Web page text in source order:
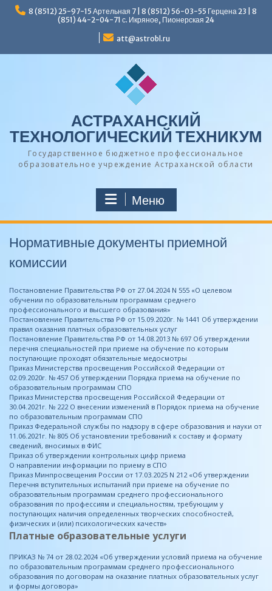
Перейти8 (8512) 25-97-15 Артельная 7 | 8 (8512) 56-03-55 Герцена 23 | 8
(851) 44-2-04-71 с. Икряное, Пионерская 24
att@astrobl.ru
АСТРАХАНСКИЙ
ТЕХНОЛОГИЧЕСКИЙ ТЕХНИКУМ
Государственное бюджетное профессиональное
образовательное учреждение Астраханской области
Меню
Нормативные документы приемной
комиссии
Постановление Правительства РФ от 27.04.2024 N 555 «О целевом
обучении по образовательным программам среднего
профессионального и высшего образования»
Постановление Правительства РФ от 15.09.2020г. № 1441 Об утверждении
правил оказания платных образовательных услуг
Постановление Правительства РФ от 14.08.2013 № 697 Об утверждении
перечня специальностей при приеме на обучение по которым
поступающие проходят обязательные медосмотры
Приказ Министерства просвещения Российской Федерации от
02.09.2020г. № 457 Об утверждении Порядка приема на обучение по
образовательным программам СПО
Приказ Министерства просвещения Российской Федерации от
30.04.2021г. № 222 О внесении изменений в Порядок приема на обучение
по образовательным программам СПО
Приказ Федеральной службы по надзору в сфере образования и науки от
11.06.2021г. № 805 Об установлении требований к составу и формату
сведений, вносимых в ФИС
Приказ об утверждении контрольных цифр приема
О направлении информации по приему в СПО
Приказ Минпросвещения России от 17.03.2025 N 212 «Об утверждении
Перечня вступительных испытаний при приеме на обучение по
образовательным программам среднего профессионального
образования по профессиям и специальностям, требующим у
поступающих наличия определенных творческих способностей,
физических и (или) психологических качеств»
Платные образовательные услуги
ПРИКАЗ № 74 от 28.02.2024 «Об утверждении условий приема на обучение
по образовательным программам среднего профессионального
образования по договорам на оказание платных образовательных услуг
и формы договора»